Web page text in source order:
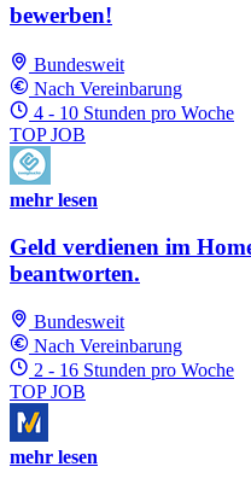
bewerben!
Bundesweit
Nach Vereinbarung
4 - 10 Stunden pro Woche
TOP JOB
mehr lesen
Geld verdienen im
beantworten.
Bundesweit
Nach Vereinbarung
2 - 16 Stunden pro Woche
TOP JOB
mehr lesen